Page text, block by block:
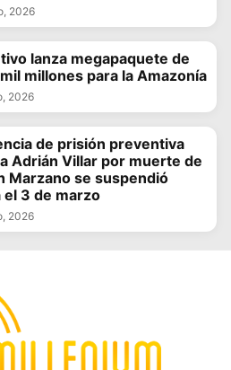
2026
lanza megapaquete de
millones para la Amazonía
2026
de prisión preventiva
Adrián Villar por muerte de
Marzano se suspendió
el 3 de marzo
2026